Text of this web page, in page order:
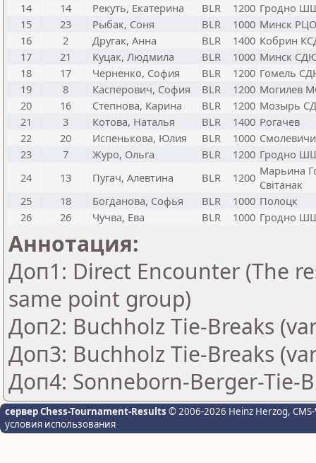
14
14 Рекуть, Екатерина BLR 1200 Гродно
15
23 Рыбак, Соня BLR 1000 Минск
16
2 Другак, Анна BLR 1400 Кобрин
17
21 Куцак, Людмила BLR 1000 Минск
18
17 Черненко, София BLR 1200 Гомель
19
8 Касперович, София BLR 1200 Могилев
20
16 Степнова, Карина BLR 1200 Мозырь
21
3 Котова, Наталья BLR 1400 Рогачев
22
20 Испенькова, Юлия BLR 1000
23
7 Журо, Ольга BLR 1200 Гродно
24
13 Пугач, Алевтина BLR 1200 Марьина
Свiтанак
25
18 Богданова, Софья BLR 1000 Полоцк
26
26 Чучва, Ева BLR 1000 Гродно
Аннотация:
Доп1: Direct Encounter (The
same point group)
Доп2: Buchholz Tie-Breaks
Доп3: Buchholz Tie-Breaks
Доп4: Sonneborn-Berger-Tie-
сервер Chess-Tournament-Results © 2006-2026 Heinz Herzog,
условия использования